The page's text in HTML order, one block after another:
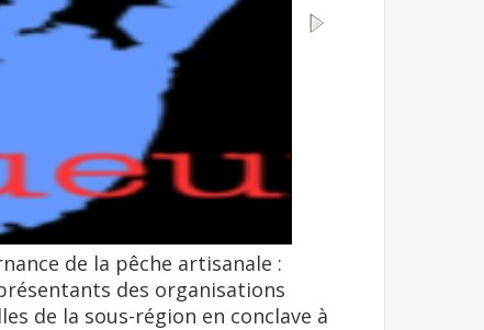
d’amendes forfaitaires
d’escroquerie menée à travers l’envoi ...
de la pêche artisanale :
des organisations
de la sous-région en conclave à